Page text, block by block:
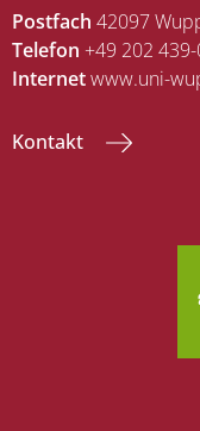
Postfach 42097
Telefon +49 202
Internetwww.uni-
Kontakt